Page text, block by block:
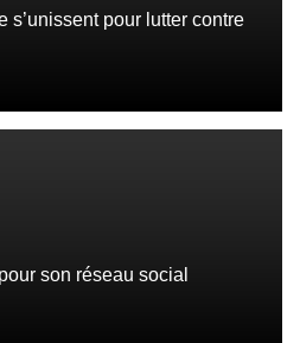
s’unissent pour lutter contre
son réseau social